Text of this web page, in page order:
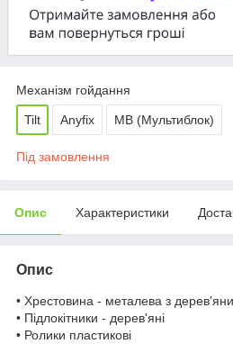
Механізм гойдання
Tilt Anyfix МВ (Мультиблок)
Під замовлення
Опис Характеристики
Опис
• Хрестовина - металева з
• Підлокітники - дерев'яні
• Ролики пластикові